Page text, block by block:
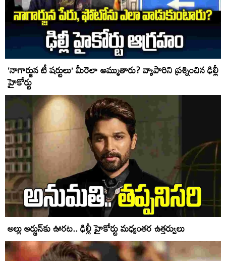
‘నాగార్జున టీ షర్టులు’ మీరెలా అమ్ముతారు? వ్యాపారిని ప్రశ్నించిన ఢిల్లీ
హైకోర్టు
అల్లు అర్జున్‌కు ఊరట.. ఢిల్లీ హైకోర్టు మధ్యంతర ఉత్తర్వులు